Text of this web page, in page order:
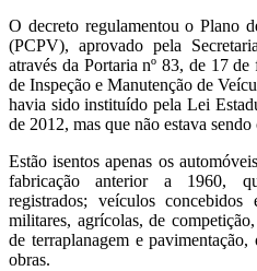
O decreto regulamentou o Plano
(PCPV), aprovado pela
através da Portaria nº 83, de 17
de Inspeção e Manutenção de
havia sido instituído pela Lei
de 2012, mas que não estava
Estão isentos apenas os
fabricação anterior a 1960,
registrados; veículos concebidos
militares, agrícolas, de
de terraplanagem e
obras.